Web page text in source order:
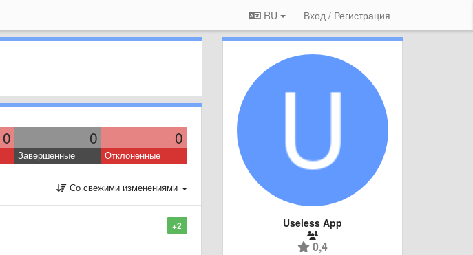
RU Вход / Регистрация
0 0 0
Завершенные Отклоненные
Со свежими изменениями
+2 Useless App
0,4